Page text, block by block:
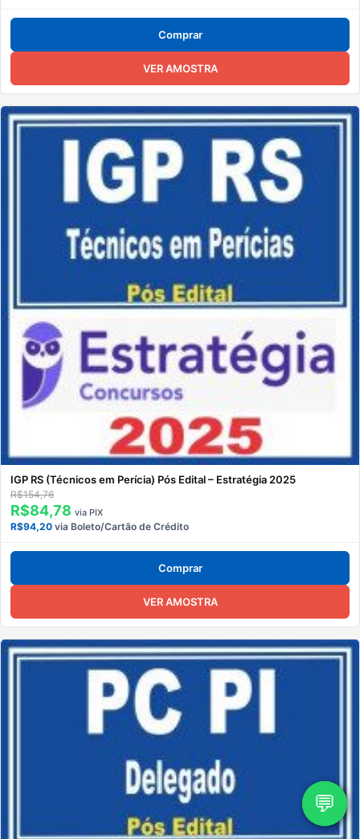
Comprar
VER AMOSTRA
IGP RS (Técnicos em Perícia) Pós Edital – Estratégia 2025
R$154,76
R$84,78 via PIX
R$94,20 via Boleto/Cartão de Crédito
Comprar
VER AMOSTRA
💬